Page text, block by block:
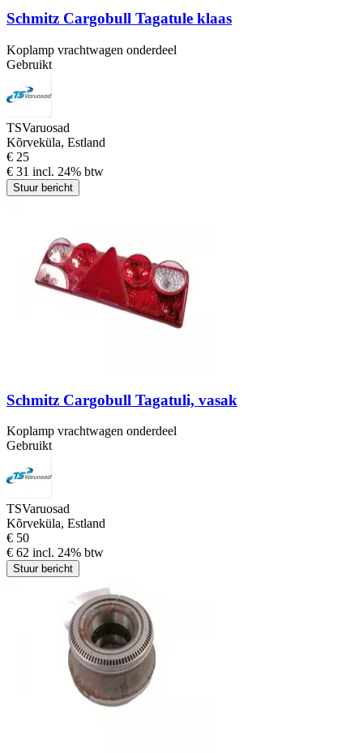
Schmitz Cargobull Tagatule klaas
Koplamp vrachtwagen onderdeel
Gebruikt
TSVaruosad
Kõrveküla, Estland
€ 25
€ 31 incl. 24% btw
Stuur bericht
Schmitz Cargobull Tagatuli, vasak
Koplamp vrachtwagen onderdeel
Gebruikt
TSVaruosad
Kõrveküla, Estland
€ 50
€ 62 incl. 24% btw
Stuur bericht